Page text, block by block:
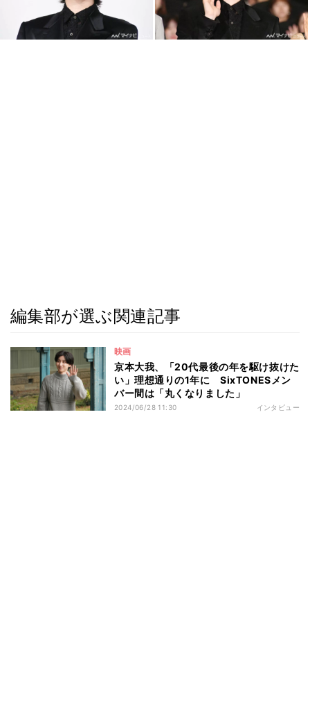
編集部が選ぶ関連記事
映画
京本大我、「20代最後の年を駆け抜けた
い」理想通りの1年に SixTONESメン
バー間は「丸くなりました」
2024/06/28 11:30 インタビュー